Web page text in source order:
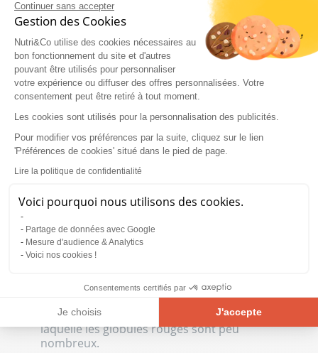
Continuer sans accepter
Gestion des Cookies
Nutri&Co utilise des cookies nécessaires au
bon fonctionnement du site et d'autres
pouvant être utilisés pour personnaliser
votre expérience ou diffuser des offres personnalisées. Votre
consentement peut être retiré à tout moment.
Les cookies sont utilisés pour la personnalisation des publicités.
Pour modifier vos préférences par la suite, cliquez sur le lien
'Préférences de cookies' situé dans le pied de page.
Lire la politique de confidentialité
Voici pourquoi nous utilisons des cookies.
Partage de données avec Google
Mesure d'audience & Analytics
Voici nos cookies !
Consentements certifiés par
Je choisis J'accepte
Axeptio consent
Plateforme de Gestion du Consentement : Personnalisez vos
QUELS SONT LES SYMPTÔMES
D'UNE CARENCE EN VITAMINE B6 ?
Lavitamine B6est essentielle pour le bon
fonctionnement de notre métabolisme. Si de
apports suffisants en vitamine B6, d’autres
peuvent en manquer, même si cela est plutôt
rare.
Il se peut que votre corps ait une insuffisance
insuffisance peut provoquer une carence en
Une inflammation de la bouche et de la langue
;
peuvent être douloureuses ;
Des gerçures sur les lèvres ;
De l’anémie, c’est-à-dire une affection dans
laquelle les globules rouges sont peu
nombreux.